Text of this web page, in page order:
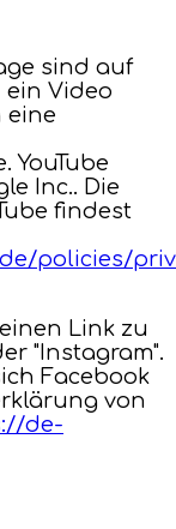
sind auf
ein Video
eine
YouTube
Inc.. Die
findest
policies/
Link zu
"Instagram".
Facebook
von
de-